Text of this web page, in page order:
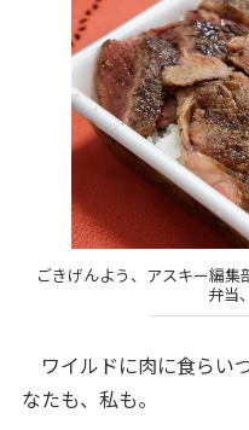
ごきげんよう、アスキー編
弁当
ワイルドに肉に食らい
なたも、私も。